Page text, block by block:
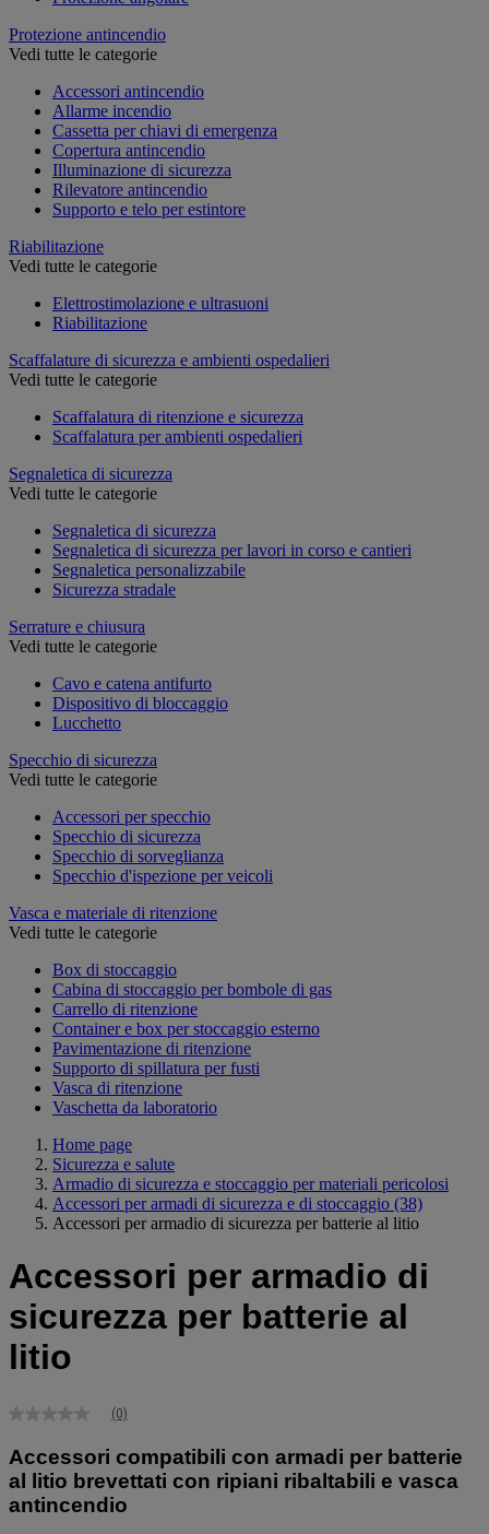
Protezione antincendio
Vedi tutte le categorie
Accessori antincendio
Allarme incendio
Cassetta per chiavi di emergenza
Copertura antincendio
Illuminazione di sicurezza
Rilevatore antincendio
Supporto e telo per estintore
Riabilitazione
Vedi tutte le categorie
Elettrostimolazione e ultrasuoni
Riabilitazione
Scaffalature di sicurezza e ambienti ospedalieri
Vedi tutte le categorie
Scaffalatura di ritenzione e sicurezza
Scaffalatura per ambienti ospedalieri
Segnaletica di sicurezza
Vedi tutte le categorie
Segnaletica di sicurezza
Segnaletica di sicurezza per lavori in corso e cantieri
Segnaletica personalizzabile
Sicurezza stradale
Serrature e chiusura
Vedi tutte le categorie
Cavo e catena antifurto
Dispositivo di bloccaggio
Lucchetto
Specchio di sicurezza
Vedi tutte le categorie
Accessori per specchio
Specchio di sicurezza
Specchio di sorveglianza
Specchio d'ispezione per veicoli
Vasca e materiale di ritenzione
Vedi tutte le categorie
Box di stoccaggio
Cabina di stoccaggio per bombole di gas
Carrello di ritenzione
Container e box per stoccaggio esterno
Pavimentazione di ritenzione
Supporto di spillatura per fusti
Vasca di ritenzione
Vaschetta da laboratorio
Home page
Sicurezza e salute
Armadio di sicurezza e stoccaggio per materiali pericolosi
Accessori per armadi di sicurezza e di stoccaggio (38)
Accessori per armadio di sicurezza per batterie al litio
Accessori per armadio di
sicurezza per batterie al
litio
Nessuna
Stesso
link
alla
pagina.
(0)
Accessori compatibili con armadi per batterie
al litio brevettati con ripiani ribaltabili e vasca
antincendio